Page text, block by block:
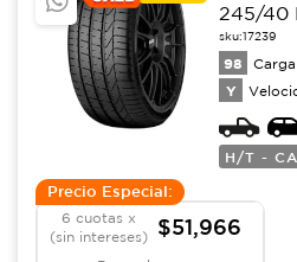
245/40
sku:17239
98
Y
H/T -
Precio Especial:
6 cuotas x
(sin intereses)
$51,966